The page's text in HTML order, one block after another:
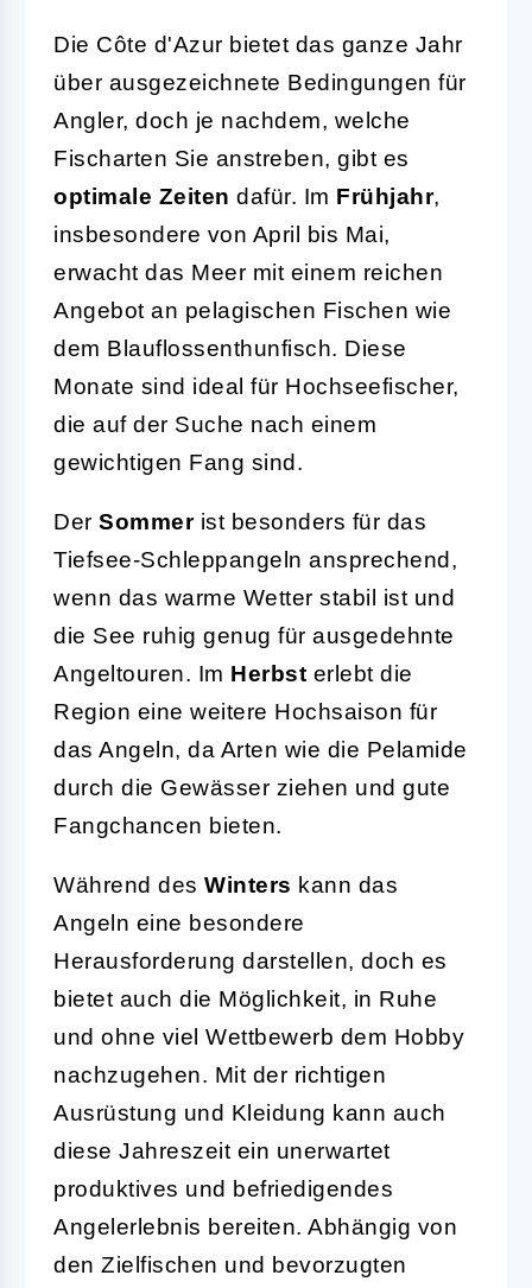
Die Côte d'Azur bietet das ganze Jahr
über ausgezeichnete Bedingungen für
Angler, doch je nachdem, welche
Fischarten Sie anstreben, gibt es
optimale Zeiten dafür. Im Frühjahr,
insbesondere von April bis Mai,
erwacht das Meer mit einem reichen
Angebot an pelagischen Fischen wie
dem Blauflossenthunfisch. Diese
Monate sind ideal für Hochseefischer,
die auf der Suche nach einem
gewichtigen Fang sind.
Der Sommerist besonders für das
Tiefsee-Schleppangeln ansprechend,
wenn das warme Wetter stabil ist und
die See ruhig genug für ausgedehnte
Angeltouren. Im Herbst erlebt die
Region eine weitere Hochsaison für
das Angeln, da Arten wie die Pelamide
durch die Gewässer ziehen und gute
Fangchancen bieten.
Während des Winters kann das
Angeln eine besondere
Herausforderung darstellen, doch es
bietet auch die Möglichkeit, in Ruhe
und ohne viel Wettbewerb dem Hobby
nachzugehen. Mit der richtigen
Ausrüstung und Kleidung kann auch
diese Jahreszeit ein unerwartet
produktives und befriedigendes
Angelerlebnis bereiten. Abhängig von
den Zielfischen und bevorzugten